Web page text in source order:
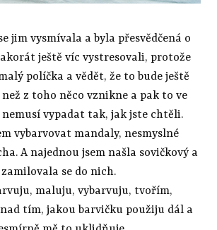
jim vysmívala a byla přesvědčená o
ještě víc vystresovali, protože
políčka a vědět, že to bude ještě
z toho něco vznikne a pak to ve
vypadat tak, jak jste chtěli.
vybarvovat mandaly, nesmyslné
A najednou jsem našla sovičkový a
zamilovala se do nich.
maluju, vybarvuju, tvořím,
tím, jakou barvičku použiju dál a